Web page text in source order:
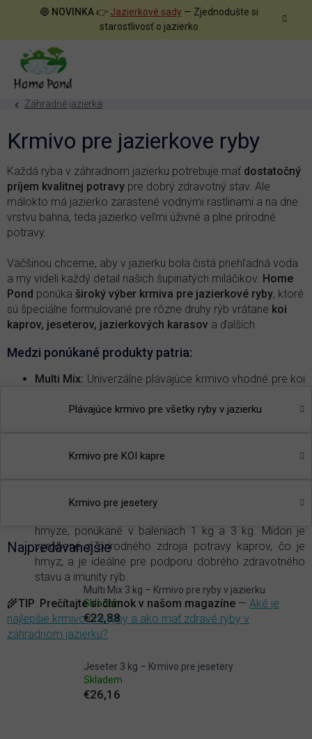
🔵 NOVINKA 👉 Jazierkové sady — Zjednodušte si
starostlivosť o jazierko
Záhradné jazierka
Krmivo pre jazierkove ryby
Každá ryba v záhradnom jazierku potrebuje mať dostatočný
príjem kvalitnej potravy pre dobrý zdravotný stav. Ale
málokto má jazierko zarastené vodnými rastlinami a na dne
vrstvu bahna, teda jazierko veľmi úživné a plne prírodné
potravy.
Väčšinou chceme, aby v jazierku bola čistá priehľadná voda
a my videli každý detail našich šupinatých miláčikov. Home
Pond ponúka široký výber krmiva pre jazierkové ryby, ktoré
sú špeciálne formulované pre rôzne druhy rýb vrátane koi
kaprov, jeseterov, jazierkových karasov a ďalších.
Medzi ponúkané produkty patria:
Multi Mix: Univerzálne plávajúce krmivo vhodné pre koi
kg. Toto krmivo je navrhnuté tak, aby vyhovovalo
ktoré je k dispozícii v baleniach 1 kg a 3 kg. Toto
hmyze, ponúkané v baleniach 1 kg a 3 kg. Midori je
vyrobené z prírodného zdroja potravy kaprov, čo je
hmyz, a je ideálne pre podporu dobrého zdravotného
stavu a imunity rýb.
🌾TIP: Prečítajte si článok v našom magazíne — Aké je
najlepšie krmivo pre ryby a ako mať zdravé ryby v
záhradnom jazierku?
Plávajúce krmivo pre všetky ryby v jazierku
Krmivo pre KOI kapre
Krmivo pre jesetery
Najpredávanejšie
Multi Mix 3 kg – Krmivo pre ryby v jazierku
Skladem
€22,88
Jeseter 3 kg – Krmivo pre jesetery
Skladem
€26,16